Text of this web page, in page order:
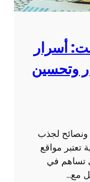
أسرار
وتحسين
ونصائح لجذب
تعتبر مواقع
تساهم في
مع…